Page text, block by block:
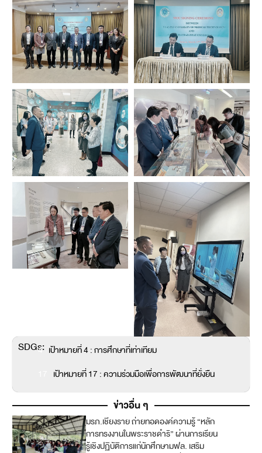
SDGs:
4 เป้าหมายที่ 4 : การศึกษาที่เท่าเทียม
เป้าหมายที่ 17 : ความร่วมมือเพื่อการพัฒนาที่ยั่งยืน
ข่าวอื่น ๆ
มรภ.เชียงราย ถ่ายทอดองค์ความรู้ “หลัก
การทรงงานในพระราชดำริ” ผ่านการเรียน
รู้เชิงปฏิบัติการแก่นักศึกษามฟล. เสริม